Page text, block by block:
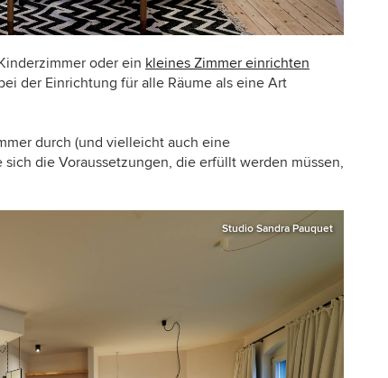
oder ein kleines Zimmer einrichten
der Einrichtung für alle Räume als eine Art
durch (und vielleicht auch eine
die Voraussetzungen, die erfüllt werden müssen,
Studio Sandra Pauquet